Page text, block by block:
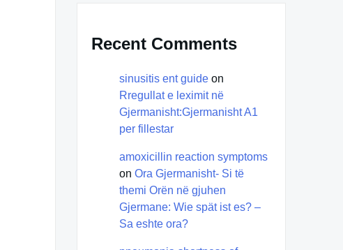
Recent Comments
sinusitis ent guide on
Rregullat e leximit në
Gjermanisht:Gjermanisht A1
per fillestar
amoxicillin reaction symptoms
on Ora Gjermanisht- Si të
themi Orën në gjuhen
Gjermane: Wie spät ist es? –
Sa eshte ora?